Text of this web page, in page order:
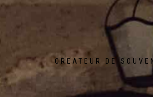
CREATEUR DE